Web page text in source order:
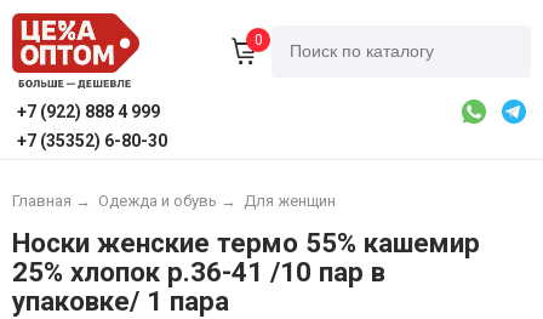
0
+7 (922) 888 4 999
+7 (35352) 6-80-30
Главная → Одежда и обувь → Для женщин
Носки женские термо 55% кашемир
25% хлопок р.36-41 /10 пар в
упаковке/ 1 пара